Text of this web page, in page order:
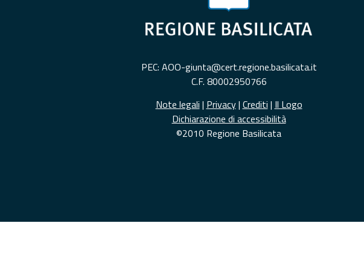
PEC: AOO-giunta@cert.regione.basilicata.it
C.F. 80002950766
Note legali | Privacy| Crediti | Il Logo
Dichiarazione di accessibilità
©2010 Regione Basilicata